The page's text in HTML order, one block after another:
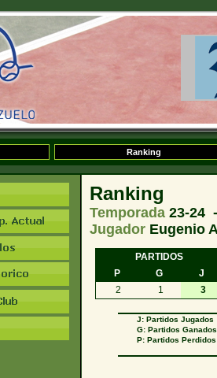
Ranking
Ranking
Temporada 23-24
Jugador Eugenio
PARTIDOS
P
G
J
2
1 3
J: Partidos Jugados
G: Partidos
P: Partidos Perdidos